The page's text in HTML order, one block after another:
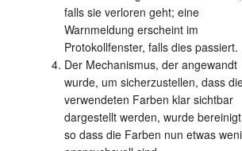
falls sie verloren geht; eine
Warnmeldung erscheint im
Protokollfenster, falls dies passiert.
Der Mechanismus, der angewandt
wurde, um sicherzustellen, dass
verwendeten Farben klar sichtbar
dargestellt werden, wurde
so dass die Farben nun etwas